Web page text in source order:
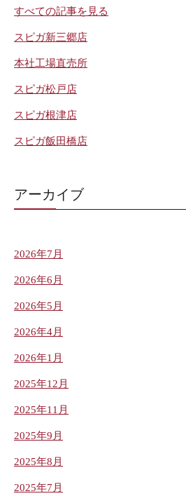
すべての記事を見る
スピガ新三郷店
本社工場直売所
スピガ松戸店
スピガ根津店
スピガ飯田橋店
アーカイブ
2026年7月
2026年6月
2026年5月
2026年4月
2026年1月
2025年12月
2025年11月
2025年9月
2025年8月
2025年7月